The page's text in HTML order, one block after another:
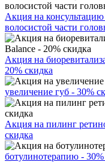
Акция на
волосистой части
Акция на
20% скидка
увеличение губ - 30%
Акция на пилинг
скидка
ботулинотерапию - 30%